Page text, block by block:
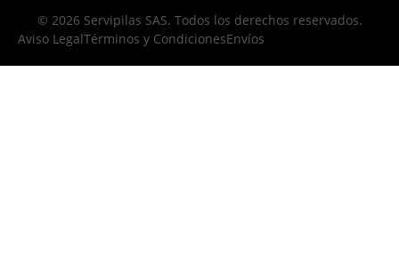
© 2026 Servipilas SAS. Todos los derechos reservados.
Aviso LegalTérminos y CondicionesEnvíos